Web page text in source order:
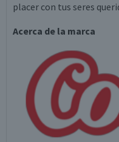
placer con tus seres
Acerca de la marca